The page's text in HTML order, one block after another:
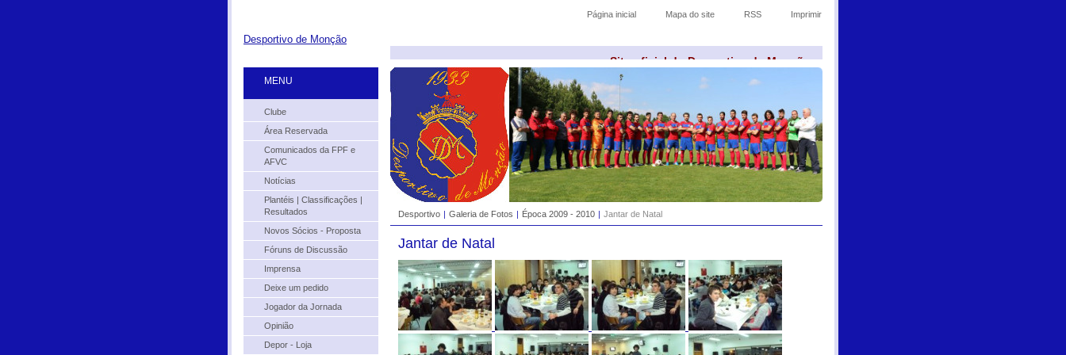
Desportivo de Monção
Site oficial do Desportivo de Monção
Desportivo | Galeria de Fotos | Época 2009 - 2010 | Jantar de Natal
Jantar de Natal
MENU
Clube
Área Reservada
Comunicados da FPF e
AFVC
Notícias
Plantéis | Classificações |
Resultados
Novos Sócios - Proposta
Fóruns de Discussão
Imprensa
Deixe um pedido
Jogador da Jornada
Opinião
Depor - Loja
Página inicial Mapa do site RSS Imprimir